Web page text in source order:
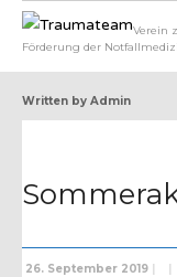
Verein
Förderung der
Written by Admin
26. September 2019 | |